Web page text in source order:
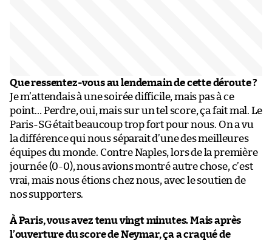
Que ressentez-vous au lendemain de cette déroute ?
Je m’attendais à une soirée difficile, mais pas à ce
point… Perdre, oui, mais sur un tel score, ça fait mal. Le
Paris-SG était beaucoup trop fort pour nous. On a vu
la différence qui nous séparait d’une des meilleures
équipes du monde. Contre Naples, lors de la première
journée (0-0), nous avions montré autre chose, c’est
vrai, mais nous étions chez nous, avec le soutien de
nos supporters.
À Paris, vous avez tenu vingt minutes. Mais après
l’ouverture du score de Neymar, ça a craqué de